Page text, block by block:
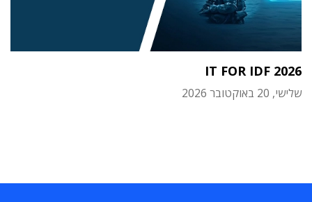
IT FOR IDF 2026
שלישי, 20 באוקטובר 2026